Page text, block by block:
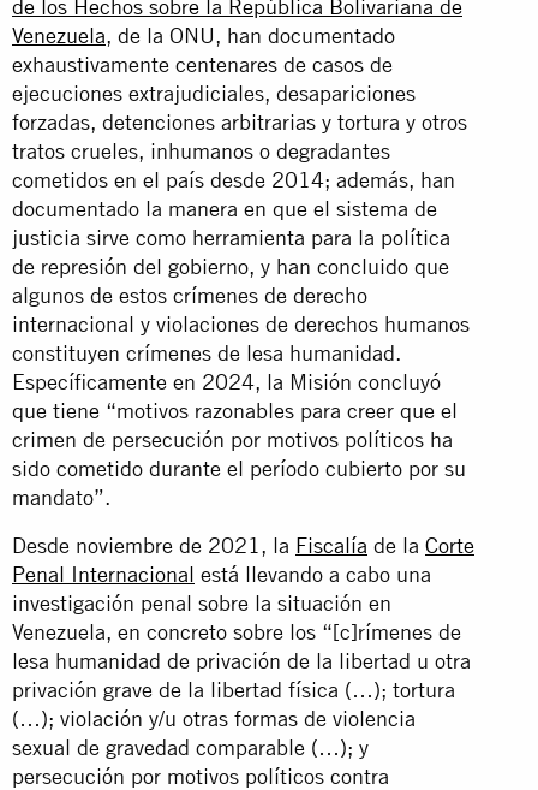
de los Hechos sobre la República Bolivariana de
Venezuela, de la ONU, han documentado
exhaustivamente centenares de casos de
ejecuciones extrajudiciales, desapariciones
forzadas, detenciones arbitrarias y tortura y otros
tratos crueles, inhumanos o degradantes
cometidos en el país desde 2014; además, han
documentado la manera en que el sistema de
justicia sirve como herramienta para la política
de represión del gobierno, y han concluido que
algunos de estos crímenes de derecho
internacional y violaciones de derechos humanos
constituyen crímenes de lesa humanidad.
Específicamente en 2024, la Misión concluyó
que tiene “motivos razonables para creer que el
crimen de persecución por motivos políticos ha
sido cometido durante el período cubierto por su
mandato”.
Desde noviembre de 2021, la Fiscalía de la Corte
Penal Internacional está llevando a cabo una
investigación penal sobre la situación en
Venezuela, en concreto sobre los “[c]rímenes de
lesa humanidad de privación de la libertad u otra
privación grave de la libertad física (…); tortura
(…); violación y/u otras formas de violencia
sexual de gravedad comparable (…); y
persecución por motivos políticos contra